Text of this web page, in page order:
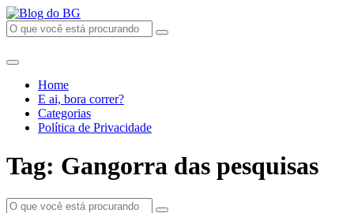
Home
E ai, bora correr?
Categorias
Política de Privacidade
Tag: Gangorra das pesquisas